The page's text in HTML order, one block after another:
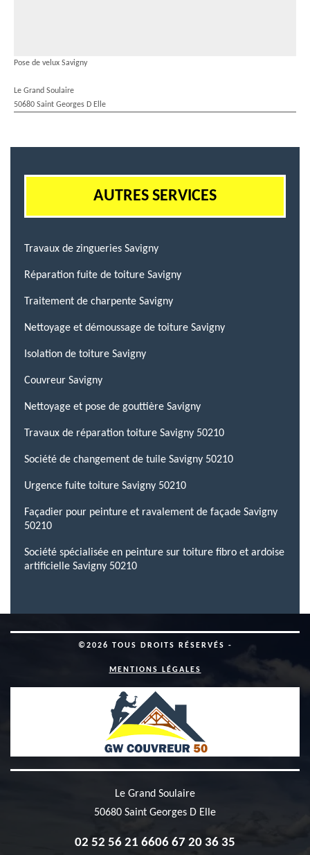
Pose de velux Savigny
Le Grand Soulaire
50680 Saint Georges D Elle
AUTRES SERVICES
Travaux de zingueries Savigny
Réparation fuite de toiture Savigny
Traitement de charpente Savigny
Nettoyage et démoussage de toiture Savigny
Isolation de toiture Savigny
Couvreur Savigny
Nettoyage et pose de gouttière Savigny
Travaux de réparation toiture Savigny 50210
Société de changement de tuile Savigny 50210
Urgence fuite toiture Savigny 50210
Façadier pour peinture et ravalement de façade Savigny
50210
Société spécialisée en peinture sur toiture fibro et ardoise
artificielle Savigny 50210
©2026 TOUS DROITS RÉSERVÉS -
MENTIONS LÉGALES
Le Grand Soulaire
50680 Saint Georges D Elle
02 52 56 21 6606 67 20 36 35